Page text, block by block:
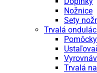
Nožnice
Sety
Trvalá
Trvalá